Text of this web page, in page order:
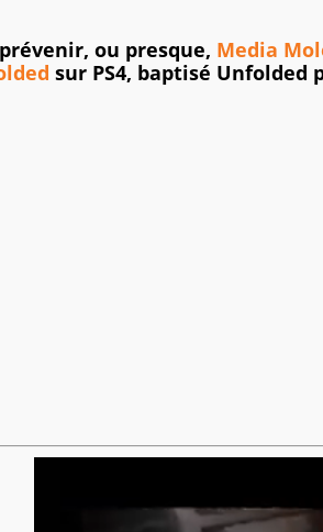
ou presque, Media
sur PS4, baptisé